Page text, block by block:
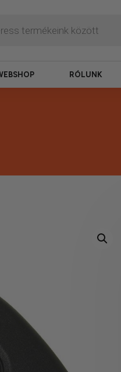
RÓLUNK
hogy hamar kézhez